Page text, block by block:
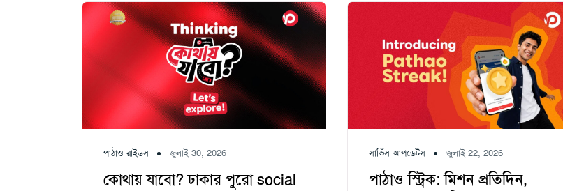
পাঠাও রাইডস জুলাই 30, 2026
কোথায় যাবো? ঢাকার পুরো social
সার্ভিস আপডেটস জুলাই 22, 2026
পাঠাও স্ট্রিক: মিশন প্রতিদিন,